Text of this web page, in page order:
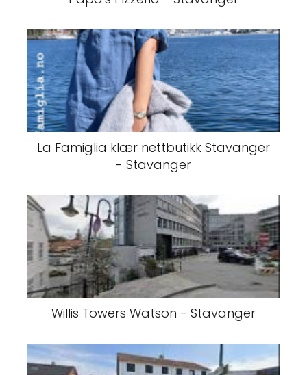
La Famiglia klær nettbutikk Stavanger
- Stavanger
Willis Towers Watson - Stavanger